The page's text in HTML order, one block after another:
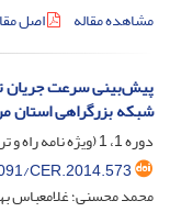
مشاهده مقاله
اصل
پیش‌بینی سرعت جریان
شبکه بزرگراهی استان
دوره 1، 1 (ویژه نامه راه و ترابری)، شهریور 1393، صفحه
CER.2014.573
محمد محسنی؛ غلامعباس